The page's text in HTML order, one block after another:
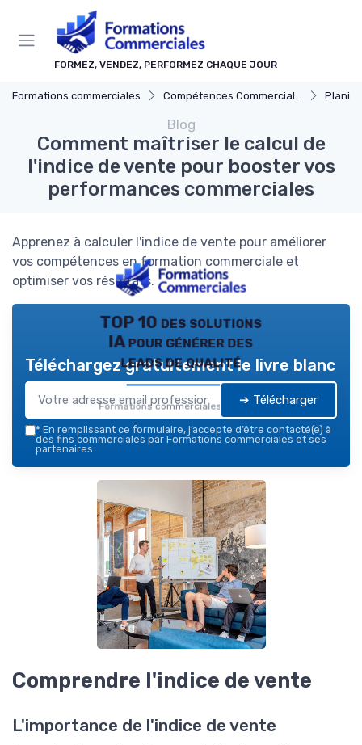
FORMEZ, VENDEZ, PERFORMEZ CHAQUE JOUR
Formations commerciales Compétences Commerciales Clés
Blog
Comment maîtriser le calcul de
l'indice de vente pour booster vos
performances commerciales
Apprenez à calculer l'indice de vente pour améliorer
vos compétences en formation commerciale et
optimiser vos résultats.
TOP 10 des solutions
IA pour générer des
leads de qualité
Formations commerciales — 2026
Téléchargez gratuitement le livre blanc
➔ Télécharger
* En remplissant ce formulaire, j’accepte d’être contacté(e) à
des fins commerciales par Formations commerciales et ses
partenaires.
Comprendre l'indice de vente
L'importance de l'indice de vente
Panneau de gestion des cookies